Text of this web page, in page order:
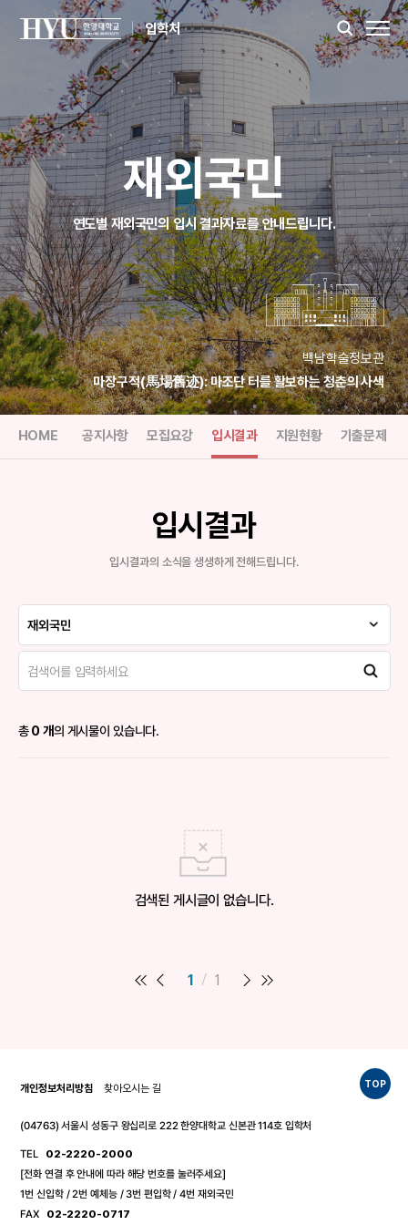
입학처
재외국민
연도별 재외국민의 입시 결과자료를 안내드립니다.
백남학술정보관
마장구적(馬場舊迹): 마조단 터를 활보하는 청춘의 사색
HOME 공지사항 모집요강 입시결과 지원현황 기출문제
입시결과
입시결과의 소식을 생생하게 전해드립니다.
재외국민
총0 개의 게시물이 있습니다.
검색된 게시글이 없습니다.
1 1
개인정보처리방침 찾아오시는 길
(04763) 서울시 성동구 왕십리로 222 한양대학교 신본관 114호 입학처
TEL
02-2220-2000
[전화 연결 후 안내에 따라 해당 번호를 눌러주세요]
1번 신입학 / 2번 예체능 / 3번 편입학 / 4번 재외국민
FAX
02-2220-0717
TOP